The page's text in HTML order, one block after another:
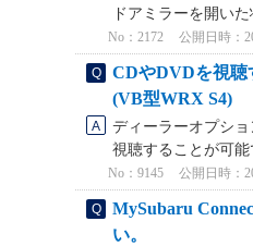
ドアミラーを開い
No：2172 公開日時：
CDやDVDを視聴
(VB型WRX S4)
ディーラーオプシ
視聴することが可
No：9145 公開日時：
MySubaru
い。